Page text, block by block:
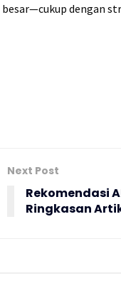
dengan
Next Post
Rekomendasi
Ringkasan